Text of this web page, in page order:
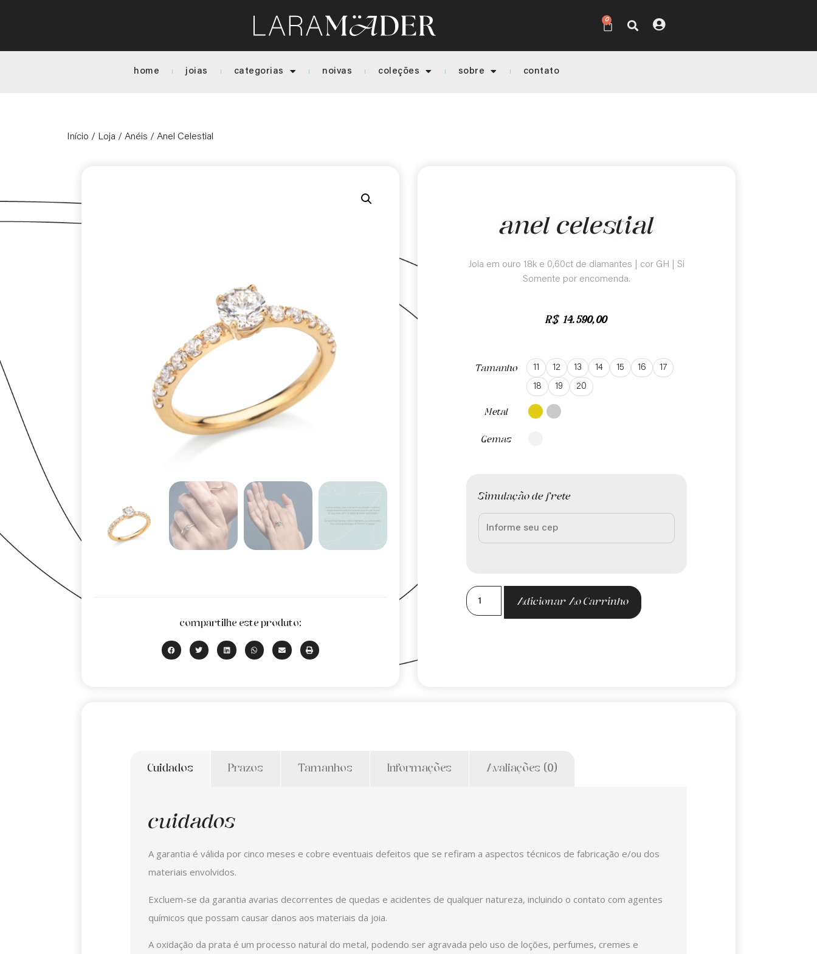
0
home joias categorias noivas coleções sobre contato
Início / Loja / Anéis / Anel Celestial
compartilhe este produto:
anel celestial
Joia em ouro 18k e 0,60ct de diamantes | cor GH | Si
Somente por encomenda.
R$ 14.590,00
Tamanho 11 12 13 14 15 16 17
18 19 20
Metal
Gemas
Simulação de frete
Adicionar Ao Carrinho
Cuidados Prazos Tamanhos Informações Avaliações (0)
cuidados
A garantia é válida por cinco meses e cobre eventuais defeitos que se refiram a aspectos técnicos de fabricação e/ou dos
materiais envolvidos.
Excluem-se da garantia avarias decorrentes de quedas e acidentes de qualquer natureza, incluindo o contato com agentes
químicos que possam causar danos aos materiais da joia.
A oxidação da prata é um processo natural do metal, podendo ser agravada pelo uso de loções, perfumes, cremes e